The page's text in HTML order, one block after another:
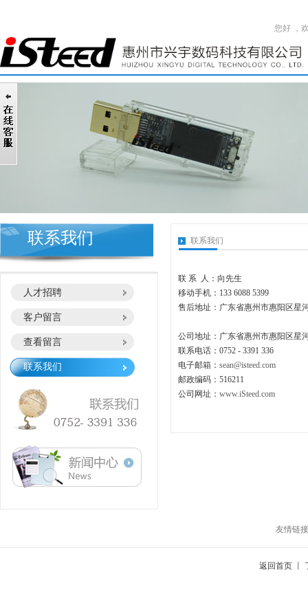
您好 ，
联系我们
人才招聘
客户留言
查看留言
联系我们
联系我们
联 系 人：向先生
移动手机：133 6088 5399
售后地址： 广东省惠州市惠阳区星
公司地址：广东省惠州市惠阳区星
联系电话：0752 - 3391 336
电子邮箱： sean@isteed.com
邮政编码：516211
公司网址： www.iSteed.com
友情链
返回首页